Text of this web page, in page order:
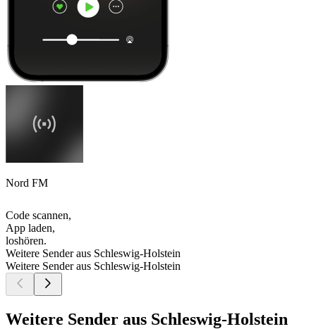
Nord FM
Code scannen,
App laden,
loshören.
Weitere Sender aus Schleswig-Holstein
Weitere Sender aus Schleswig-Holstein
Weitere Sender aus Schleswig-Holstein